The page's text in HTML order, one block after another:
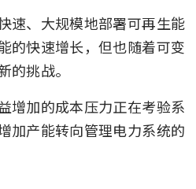
速、大规模地部署可再生能
的快速增长，但也随着可变
的挑战。
增加的成本压力正在考验系
加产能转向管理电力系统的